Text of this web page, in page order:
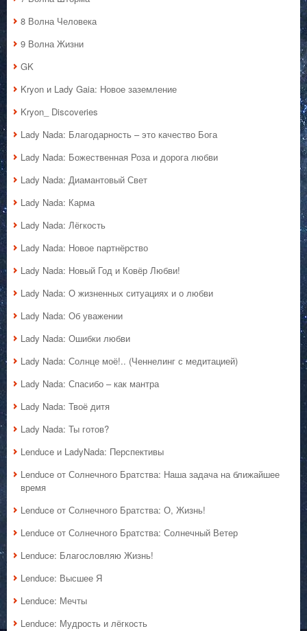
8 Волна Человека
9 Волна Жизни
GK
Kryon и Lady Gaia: Новое заземление
Kryon_ Discoveries
Lady Nada: Благодарность – это качество Бога
Lady Nada: Божественная Роза и дорога любви
Lady Nada: Диамантовый Свет
Lady Nada: Карма
Lady Nada: Лёгкость
Lady Nada: Новое партнёрство
Lady Nada: Новый Год и Ковёр Любви!
Lady Nada: О жизненных ситуациях и о любви
Lady Nada: Об уважении
Lady Nada: Ошибки любви
Lady Nada: Солнце моё!.. (Ченнелинг с медитацией)
Lady Nada: Спасибо – как мантра
Lady Nada: Твоё дитя
Lady Nada: Ты готов?
Lenduce и LadyNada: Перспективы
Lenduce от Солнечного Братства: Наша задача на ближайшее
время
Lenduce от Солнечного Братства: О, Жизнь!
Lenduce от Солнечного Братства: Солнечный Ветер
Lenduce: Благословляю Жизнь!
Lenduce: Высшее Я
Lenduce: Мечты
Lenduce: Мудрость и лёгкость